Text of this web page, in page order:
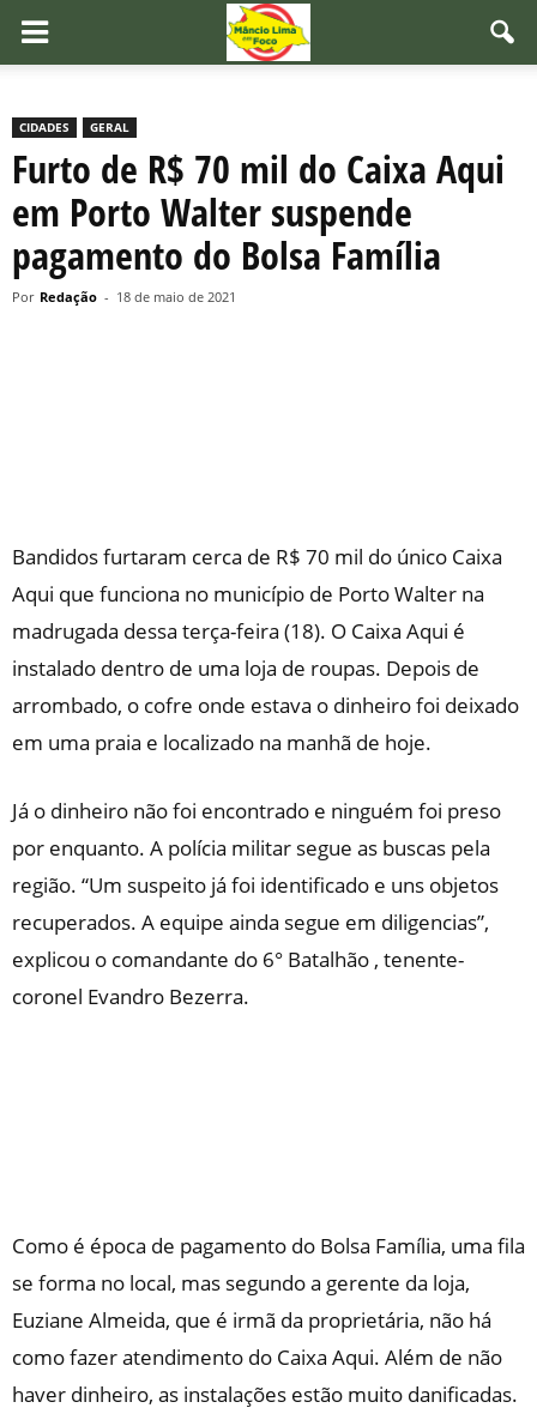
CIDADES GERAL
Furto de R$ 70 mil do Caixa Aqui
em Porto Walter suspende
pagamento do Bolsa Família
Por Redação - 18 de maio de 2021
Bandidos furtaram cerca de R$ 70 mil do único Caixa
Aqui que funciona no município de Porto Walter na
madrugada dessa terça-feira (18). O Caixa Aqui é
instalado dentro de uma loja de roupas. Depois de
arrombado, o cofre onde estava o dinheiro foi deixado
em uma praia e localizado na manhã de hoje.
Já o dinheiro não foi encontrado e ninguém foi preso
por enquanto. A polícia militar segue as buscas pela
região. “Um suspeito já foi identificado e uns objetos
recuperados. A equipe ainda segue em diligencias”,
explicou o comandante do 6° Batalhão , tenente-
coronel Evandro Bezerra.
Como é época de pagamento do Bolsa Família, uma fila
se forma no local, mas segundo a gerente da loja,
Euziane Almeida, que é irmã da proprietária, não há
como fazer atendimento do Caixa Aqui. Além de não
haver dinheiro, as instalações estão muito danificadas.